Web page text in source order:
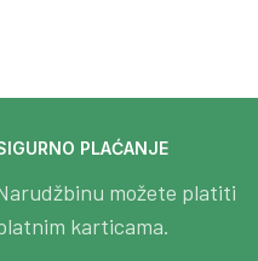
PLAĆANJE
možete platiti
karticama.